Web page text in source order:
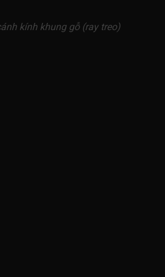
kính khung gỗ (ray treo)